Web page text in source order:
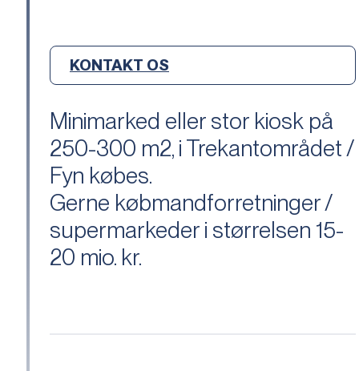
KONTAKT OS
Minimarked eller stor kiosk på
250-300 m2, i Trekantområdet /
Fyn købes.
Gerne købmandforretninger /
supermarkeder i størrelsen 15-
20 mio. kr.